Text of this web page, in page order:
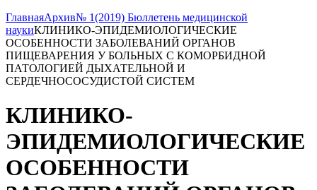
ГлавнаяАрхив№ 1(2019) Бюллетень медицинской
наукиКЛИНИКО-ЭПИДЕМИОЛОГИЧЕСКИЕ
ОСОБЕННОСТИ ЗАБОЛЕВАНИЙ ОРГАНОВ
ПИЩЕВАРЕНИЯ У БОЛЬНЫХ С КОМОРБИДНОЙ
ПАТОЛОГИЕЙ ДЫХАТЕЛЬНОЙ И
СЕРДЕЧНОСОСУДИСТОЙ СИСТЕМ
КЛИНИКО-
ЭПИДЕМИОЛОГИЧЕСКИЕ
ОСОБЕННОСТИ